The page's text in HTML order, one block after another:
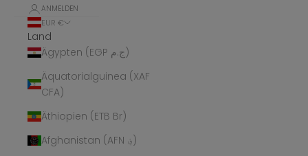
ANMELDEN
EUR €
Land
Ägypten (EGP ج.م)
Äquatorialguinea (XAF
CFA)
Äthiopien (ETB Br)
Afghanistan (AFN ؋)